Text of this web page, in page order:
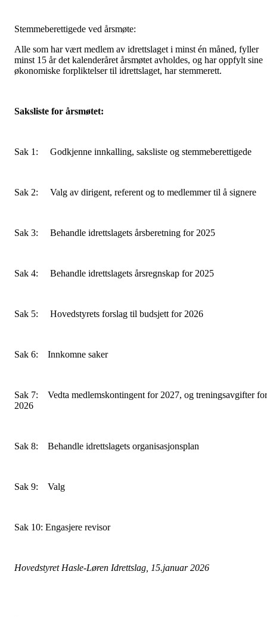
Stemmeberettigede ved årsmøte:
Alle som har vært medlem av idrettslaget i minst én måned, fyller
minst 15 år det kalenderåret årsmøtet avholdes, og har oppfylt sine
økonomiske forpliktelser til idrettslaget, har stemmerett.
Saksliste for årsmøtet:
Sak 1: Godkjenne innkalling, saksliste og stemmeberettigede
Sak 2: Valg av dirigent, referent og to medlemmer til å signere
Sak 3: Behandle idrettslagets årsberetning for 2025
Sak 4: Behandle idrettslagets årsregnskap for 2025
Sak 5: Hovedstyrets forslag til budsjett for 2026
Sak 6: Innkomne saker
Sak 7: Vedta medlemskontingent for 2027, og treningsavgifter for
2026
Sak 8: Behandle idrettslagets organisasjonsplan
Sak 9: Valg
Sak 10: Engasjere revisor
Hovedstyret Hasle-Løren Idrettslag, 15.januar 2026